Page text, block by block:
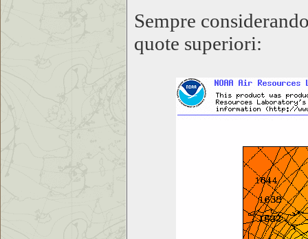
Sempre
quote superiori: